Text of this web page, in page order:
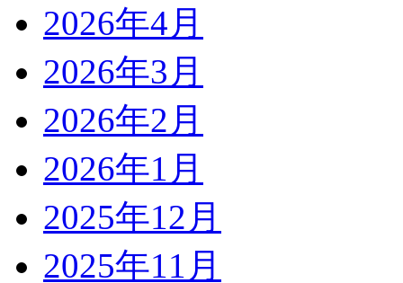
2026年4月
2026年3月
2026年2月
2026年1月
2025年12月
2025年11月